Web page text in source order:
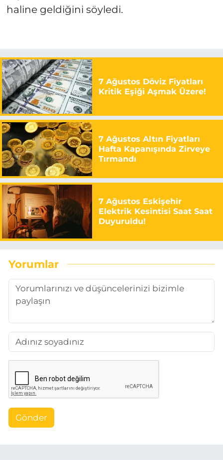
haline geldiğini söyledi.
7 Ağustos Döviz Fiyatları
Kritik Eşiği Aşmak Üzere!
7 Ağustos Altın Fiyatları
Hafta Kapanışında Zirveye
Tırmandı
7 Ağustos Eskişehir
Elektrik Kesintisi Saat Saat
Duyuruldu!
Yorumlar
Gönder